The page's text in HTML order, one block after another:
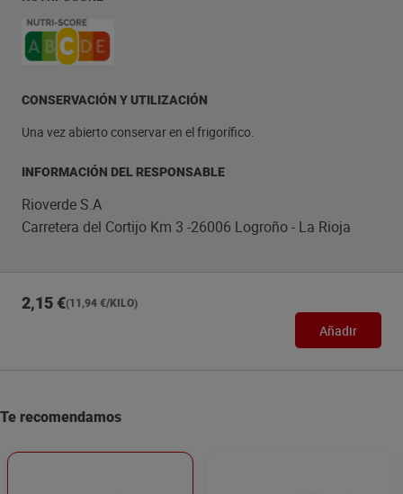
CONSERVACIÓN Y UTILIZACIÓN
Una vez abierto conservar en el frigorífico.
INFORMACIÓN DEL RESPONSABLE
Rioverde S.A
Carretera del Cortijo Km 3 -26006 Logroño - La Rioja
2,15 €(11,94 €/KILO)
Añadir
Te recomendamos